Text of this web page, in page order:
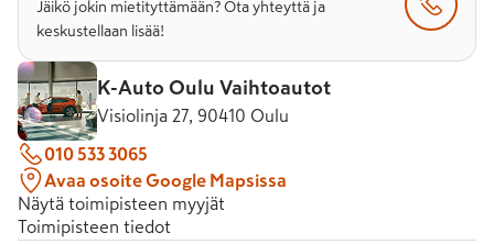
Jäikö jokin mietityttämään? Ota yhteyttä ja
keskustellaan lisää!
K-Auto Oulu Vaihtoautot
Visiolinja 27, 90410 Oulu
010 533 3065
Avaa osoite Google Mapsissa
Näytä toimipisteen myyjät
Toimipisteen tiedot